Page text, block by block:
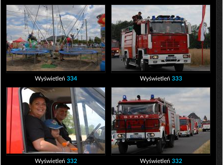
Wyświetleń 334 Wyświetleń 333
Wyświetleń 332 Wyświetleń 332